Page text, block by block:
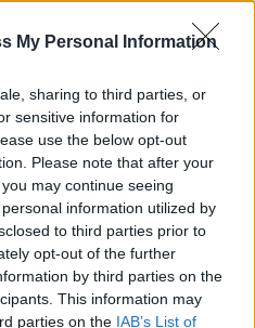
My Personal Information
sharing to third parties, or
sensitive information for
use the below opt-out
Please note that after your
may continue seeing
information utilized by
to third parties prior to
opt-out of the further
by third parties on the
This information may
parties on the IAB’s List of
turizmo